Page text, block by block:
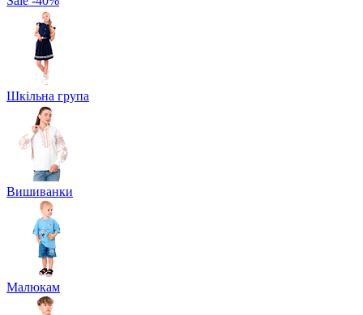
Шкільна група
Вишиванки
Малюкам